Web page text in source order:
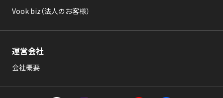
Vook biz（法人のお客様）
運営会社
会社概要